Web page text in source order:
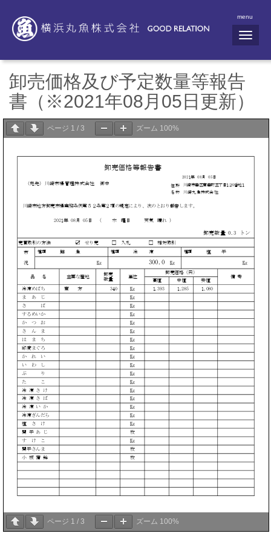
menu
N
a
i
n
卸売価格及び予定数量等報告
書（※2021年08月05日更新）
ページ 1 / 3 ズーム 100%
ページ 1 / 3 ズーム 100%